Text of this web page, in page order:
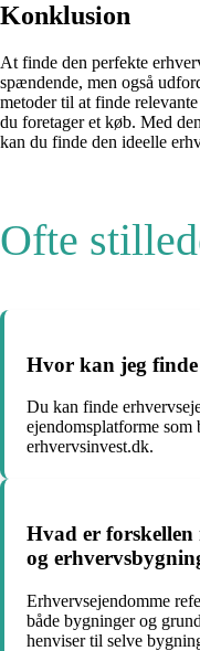
Konklusion
At finde den perfekte
spændende, men også
metoder til at finde
du foretager et køb. Med
kan du finde den ideelle
Ofte
Hvor kan jeg finde
Du kan finde
ejendomsplatforme
erhvervsinvest.dk.
Hvad er forskellen
og
Erhvervsejendomme
både bygninger og
henviser til selve